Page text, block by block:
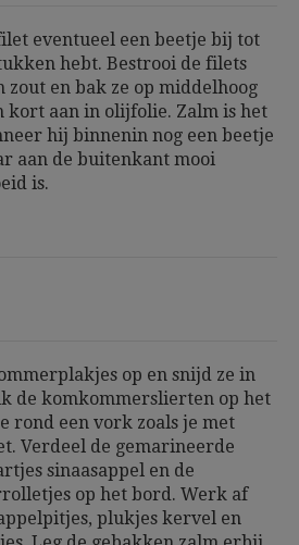
eventueel een beetje bij tot
hebt. Bestrooi de filets
zout en bak ze op middelhoog
kort aan in olijfolie. Zalm is het
hij binnenin nog een beetje
aan de buitenkant mooi
is.
op en snijd ze in
de komkommerslierten op het
rond een vork zoals je met
Verdeel de gemarineerde
sinaasappel en de
op het bord. Werk af
plukjes kervel en